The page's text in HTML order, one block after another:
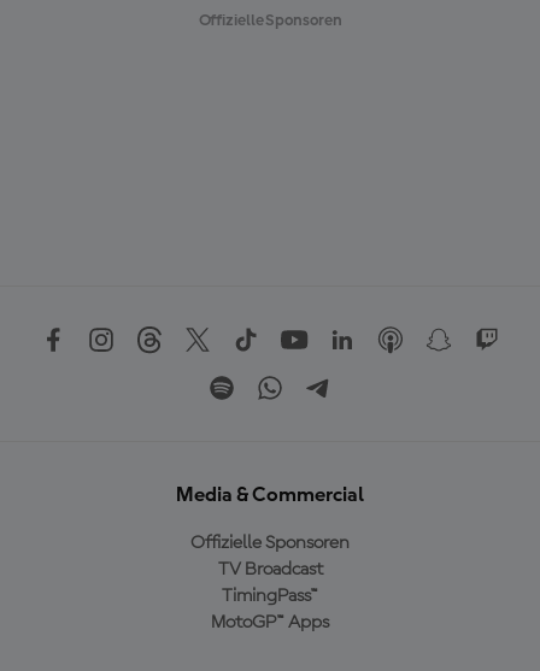
Offizielle Sponsoren
Media & Commercial
Offizielle Sponsoren
TV Broadcast
TimingPass™
MotoGP™ Apps